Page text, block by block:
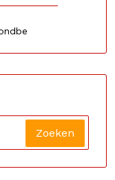
Zoeken